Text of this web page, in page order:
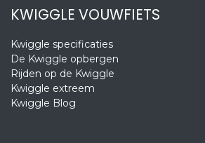
KWIGGLE VOUWFIETS
Kwiggle specificaties
De Kwiggle opbergen
Rijden op de Kwiggle
Kwiggle extreem
Kwiggle Blog